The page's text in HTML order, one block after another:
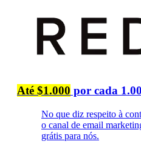
Até $1.000 por cada
No que diz respeito à
o canal de email
grátis para nós.